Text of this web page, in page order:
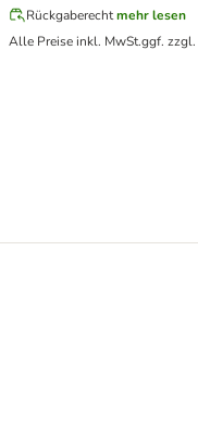
Rückgaberechtmehr lesen
Alle Preise inkl. MwSt.ggf. zzgl.